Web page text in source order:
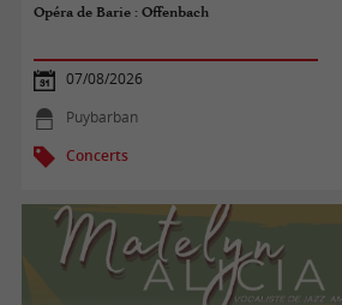
Opéra de Barie : Offenbach
07/08/2026
Puybarban
Concerts